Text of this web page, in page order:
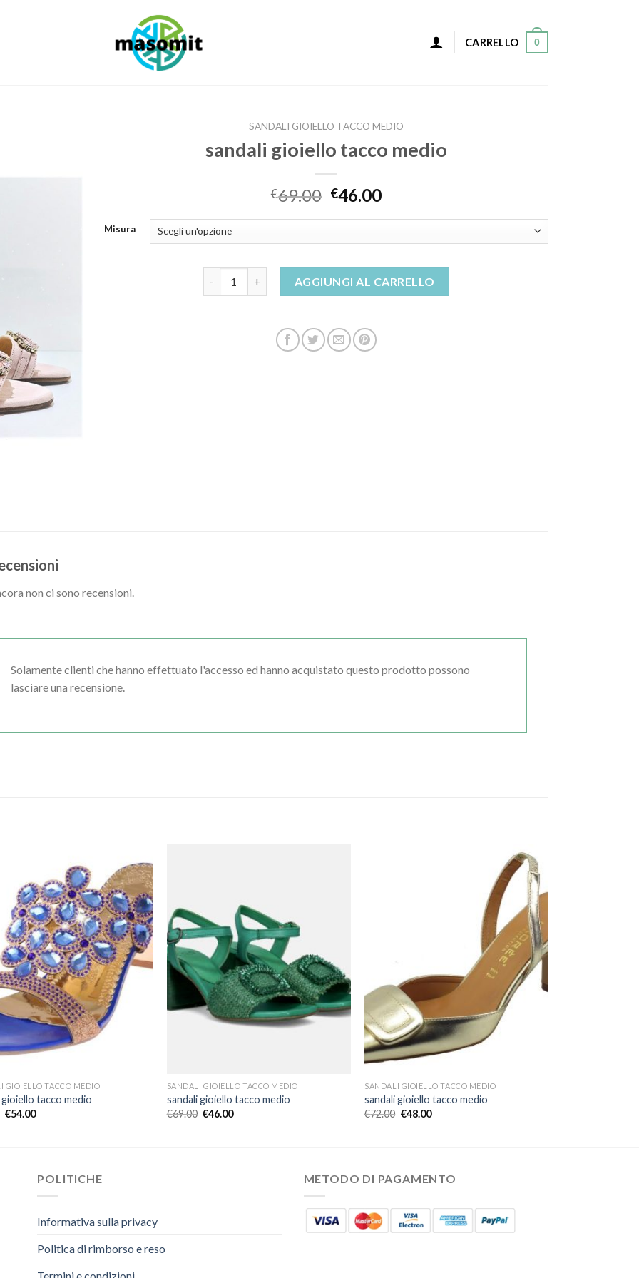
CARRELLO 0
SANDALI GIOIELLO TACCO MEDIO
sandali gioiello tacco medio
€69.00 €46.00
Misura
AGGIUNGI AL CARRELLO
non ci sono recensioni.
Solamente clienti che hanno effettuato l'accesso ed hanno acquistato questo prodotto possono
lasciare una recensione.
GIOIELLO TACCO MEDIO
gioiello tacco medio
€54.00
SANDALI GIOIELLO TACCO MEDIO
sandali gioiello tacco medio
€69.00 €46.00
SANDALI GIOIELLO TACCO MEDIO
sandali gioiello tacco medio
€72.00 €48.00
POLITICHE
Informativa sulla privacy
Politica di rimborso e reso
METODO DI PAGAMENTO